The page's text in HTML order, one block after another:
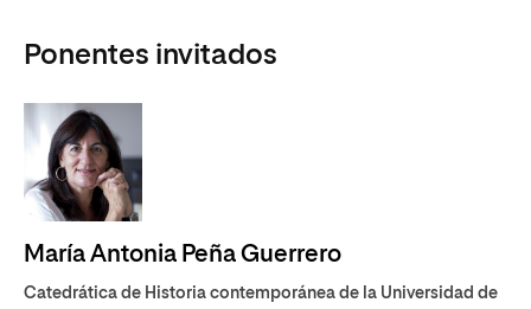
Ponentes invitados
María Antonia Peña Guerrero
Catedrática de Historia contemporánea de la Universidad de